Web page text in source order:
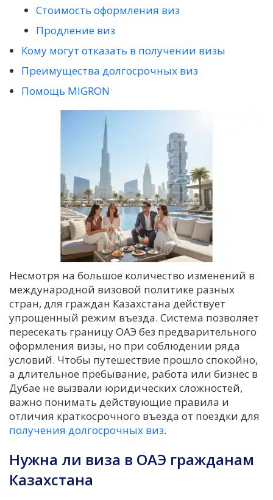
Стоимость оформления виз
Продление виз
Кому могут отказать в получении визы
Преимущества долгосрочных виз
Помощь MIGRON
Несмотря на большое количество изменений в
международной визовой политике разных
стран, для граждан Казахстана действует
упрощенный режим въезда. Система позволяет
пересекать границу ОАЭ без предварительного
оформления визы, но при соблюдении ряда
условий. Чтобы путешествие прошло спокойно,
а длительное пребывание, работа или бизнес в
Дубае не вызвали юридических сложностей,
важно понимать действующие правила и
отличия краткосрочного въезда от поездки для
получения долгосрочных виз.
Нужна ли виза в ОАЭ гражданам
Казахстана